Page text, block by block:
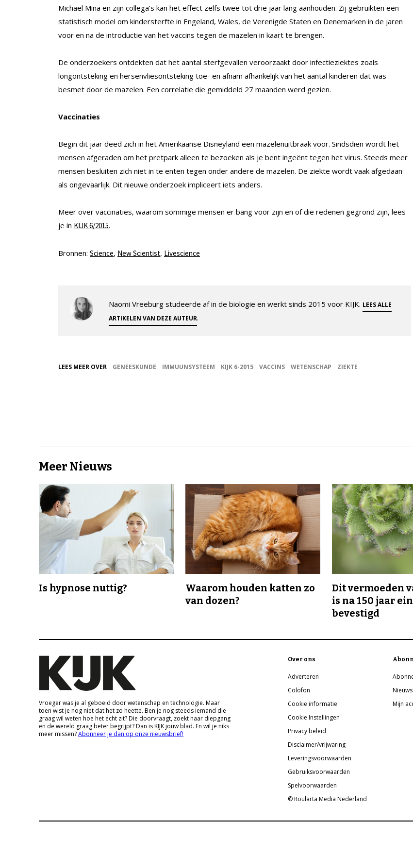
Michael Mina en zijn collega’s kan het effect zelfs twee tot drie jaar lang aanhouden. Zij gebruikten een
statistisch model om kindersterfte in Engeland, Wales, de Verenigde Staten en Denemarken in de jaren
voor en na de introductie van het vaccins tegen de mazelen in kaart te brengen.
De onderzoekers ontdekten dat het aantal sterfgevallen veroorzaakt door infectieziektes zoals
longontsteking en hersenvliesontsteking toe- en afnam afhankelijk van het aantal kinderen dat was
besmet door de mazelen. Een correlatie die gemiddeld 27 maanden werd gezien.
Vaccinaties
Begin dit jaar deed zich in het Amerikaanse Disneyland een mazelenuitbraak voor. Sindsdien wordt het
mensen afgeraden om het pretpark alleen te bezoeken als je bent ingeënt tegen het virus. Steeds meer
mensen besluiten zich niet in te enten tegen onder andere de mazelen. De ziekte wordt vaak afgedaan
als ongevaarlijk. Dit nieuwe onderzoek impliceert iets anders.
Meer over vaccinaties, waarom sommige mensen er bang voor zijn en of die redenen gegrond zijn, lees
je in KIJK 6/2015.
Bronnen: Science, New Scientist, Livescience
Naomi Vreeburg studeerde af in de biologie en werkt sinds 2015 voor KIJK. LEES ALLE
ARTIKELEN VAN DEZE AUTEUR.
LEES MEER OVER GENEESKUNDE IMMUUNSYSTEEM KIJK 6-2015 VACCINS WETENSCHAP ZIEKTE
Meer Nieuws
Is hypnose nuttig?
Waarom houden katten zo
van dozen?
Dit vermoeden
is na 150 jaar
bevestigd
Vroeger was je al geboeid door wetenschap en technologie. Maar
toen wist je nog niet dat het zo heette. Ben je nog steeds iemand die
graag wil weten hoe het écht zit? Die doorvraagt, zoekt naar diepgang
en de wereld graag beter begrijpt? Dan is KIJK jouw blad. En wil je niks
meer missen?Abonneer je dan op onze nieuwsbrief!
Over ons
Adverteren
Colofon
Cookie informatie
Cookie Instellingen
Privacy beleid
Disclaimer/vrijwaring
Leveringsvoorwaarden
Gebruiksvoorwaarden
Spelvoorwaarden
© Roularta Media Nederland
Mijn